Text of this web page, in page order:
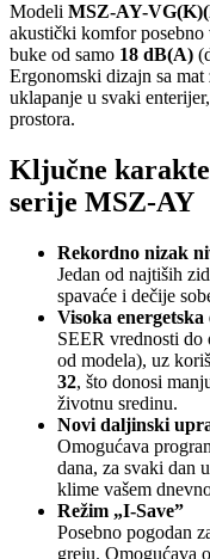
Modeli MSZ-AY-
akustički komfor posebno
buke od samo 18 dB(A)
Ergonomski dizajn sa mat
uklapanje u svaki
prostora.
Ključne
serije MSZ-AY
Rekordno nizak
Jedan od najtiših
spavaće i dečije
Visoka energetska
SEER vrednosti do
od modela), uz
32, što donosi
životnu sredinu.
Novi daljinski
Omogućava
dana, za svaki dan
klime vašem
Režim „I-Save”
Posebno pogodan
greju. Omogućava